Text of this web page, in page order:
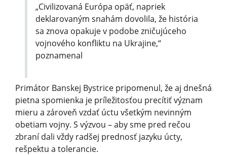
„Civilizovaná Európa opäť, napriek
deklarovaným snahám dovolila, že história
sa znova opakuje v podobe zničujúceho
vojnového konfliktu na Ukrajine,“
poznamenal
Primátor Banskej Bystrice pripomenul, že aj dnešná
pietna spomienka je príležitosťou precítiť význam
mieru a zároveň vzdať úctu všetkým nevinným
obetiam vojny. S výzvou – aby sme pred rečou
zbraní dali vždy radšej prednosť jazyku úcty,
rešpektu a tolerancie.